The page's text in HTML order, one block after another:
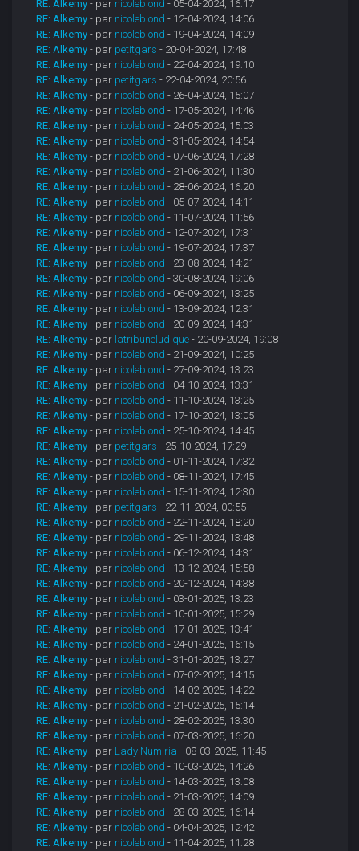
RE: Alkemy - par nicoleblond - 05-04-2024, 16:17
RE: Alkemy - par nicoleblond - 12-04-2024, 14:06
RE: Alkemy - par nicoleblond - 19-04-2024, 14:09
RE: Alkemy - par petitgars - 20-04-2024, 17:48
RE: Alkemy - par nicoleblond - 22-04-2024, 19:10
RE: Alkemy - par petitgars - 22-04-2024, 20:56
RE: Alkemy - par nicoleblond - 26-04-2024, 15:07
RE: Alkemy - par nicoleblond - 17-05-2024, 14:46
RE: Alkemy - par nicoleblond - 24-05-2024, 15:03
RE: Alkemy - par nicoleblond - 31-05-2024, 14:54
RE: Alkemy - par nicoleblond - 07-06-2024, 17:28
RE: Alkemy - par nicoleblond - 21-06-2024, 11:30
RE: Alkemy - par nicoleblond - 28-06-2024, 16:20
RE: Alkemy - par nicoleblond - 05-07-2024, 14:11
RE: Alkemy - par nicoleblond - 11-07-2024, 11:56
RE: Alkemy - par nicoleblond - 12-07-2024, 17:31
RE: Alkemy - par nicoleblond - 19-07-2024, 17:37
RE: Alkemy - par nicoleblond - 23-08-2024, 14:21
RE: Alkemy - par nicoleblond - 30-08-2024, 19:06
RE: Alkemy - par nicoleblond - 06-09-2024, 13:25
RE: Alkemy - par nicoleblond - 13-09-2024, 12:31
RE: Alkemy - par nicoleblond - 20-09-2024, 14:31
RE: Alkemy - par latribuneludique - 20-09-2024, 19:08
RE: Alkemy - par nicoleblond - 21-09-2024, 10:25
RE: Alkemy - par nicoleblond - 27-09-2024, 13:23
RE: Alkemy - par nicoleblond - 04-10-2024, 13:31
RE: Alkemy - par nicoleblond - 11-10-2024, 13:25
RE: Alkemy - par nicoleblond - 17-10-2024, 13:05
RE: Alkemy - par nicoleblond - 25-10-2024, 14:45
RE: Alkemy - par petitgars - 25-10-2024, 17:29
RE: Alkemy - par nicoleblond - 01-11-2024, 17:32
RE: Alkemy - par nicoleblond - 08-11-2024, 17:45
RE: Alkemy - par nicoleblond - 15-11-2024, 12:30
RE: Alkemy - par petitgars - 22-11-2024, 00:55
RE: Alkemy - par nicoleblond - 22-11-2024, 18:20
RE: Alkemy - par nicoleblond - 29-11-2024, 13:48
RE: Alkemy - par nicoleblond - 06-12-2024, 14:31
RE: Alkemy - par nicoleblond - 13-12-2024, 15:58
RE: Alkemy - par nicoleblond - 20-12-2024, 14:38
RE: Alkemy - par nicoleblond - 03-01-2025, 13:23
RE: Alkemy - par nicoleblond - 10-01-2025, 15:29
RE: Alkemy - par nicoleblond - 17-01-2025, 13:41
RE: Alkemy - par nicoleblond - 24-01-2025, 16:15
RE: Alkemy - par nicoleblond - 31-01-2025, 13:27
RE: Alkemy - par nicoleblond - 07-02-2025, 14:15
RE: Alkemy - par nicoleblond - 14-02-2025, 14:22
RE: Alkemy - par nicoleblond - 21-02-2025, 15:14
RE: Alkemy - par nicoleblond - 28-02-2025, 13:30
RE: Alkemy - par nicoleblond - 07-03-2025, 16:20
RE: Alkemy - par Lady Numiria - 08-03-2025, 11:45
RE: Alkemy - par nicoleblond - 10-03-2025, 14:26
RE: Alkemy - par nicoleblond - 14-03-2025, 13:08
RE: Alkemy - par nicoleblond - 21-03-2025, 14:09
RE: Alkemy - par nicoleblond - 28-03-2025, 16:14
RE: Alkemy - par nicoleblond - 04-04-2025, 12:42
RE: Alkemy - par nicoleblond - 11-04-2025, 11:28